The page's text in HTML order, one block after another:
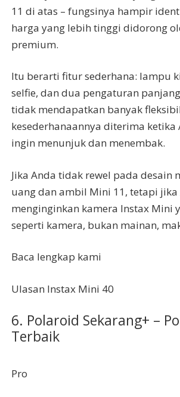
11 di atas – fungsinya hampir
harga yang lebih tinggi didorong
premium.
Itu berarti fitur sederhana: lampu
selfie, dan dua pengaturan
tidak mendapatkan banyak
kesederhanaannya diterima ketika
ingin menunjuk dan menembak.
Jika Anda tidak rewel pada desain
uang dan ambil Mini 11, tetapi jika
menginginkan kamera Instax Mini
seperti kamera, bukan mainan,
Baca lengkap kami
Ulasan Instax Mini 40
6. Polaroid Sekarang+ –
Terbaik
Pro